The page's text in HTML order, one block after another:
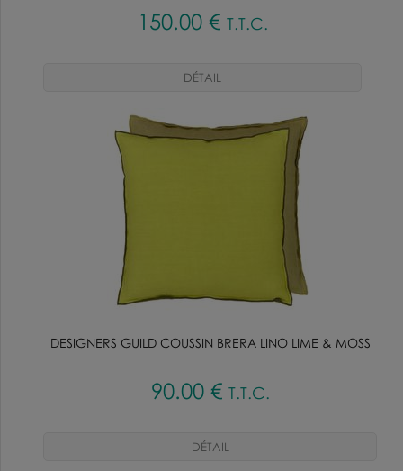
150.00 € T.T.C.
DESIGNERS GUILD COUSSIN BRERA LINO LIME & MOSS
90.00 € T.T.C.